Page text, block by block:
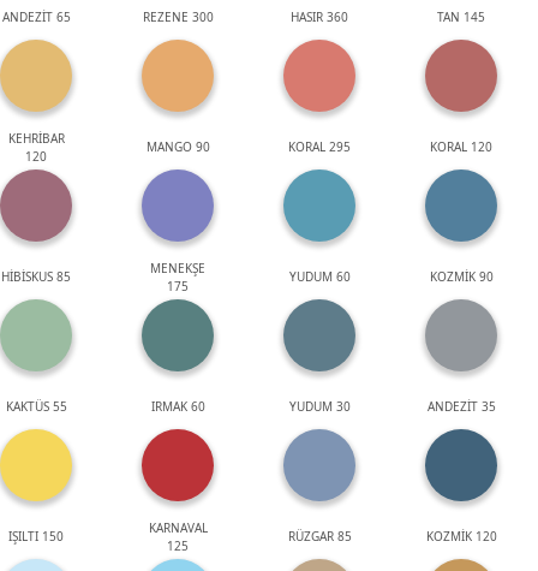
ANDEZİT 65 REZENE 300 HASIR 360 TAN 145
KEHRİBAR
120
MANGO 90 KORAL 295 KORAL 120
HİBİSKUS 85
MENEKŞE
175
YUDUM 60 KOZMİK 90
KAKTÜS 55 IRMAK 60 YUDUM 30 ANDEZİT 35
IŞILTI 150
KARNAVAL
125
RÜZGAR 85 KOZMİK 120